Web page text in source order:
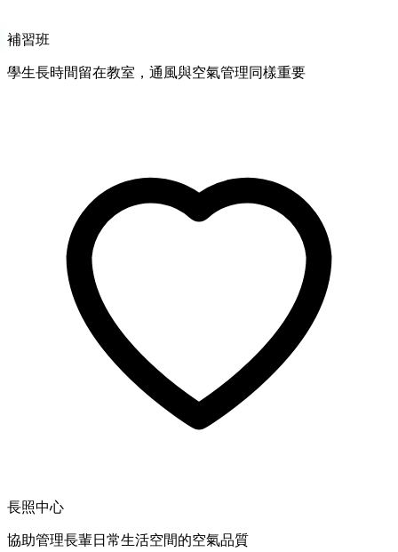
補習班
學生長時間留在教室，通風與空氣管理同樣重要
長照中心
協助管理長輩日常生活空間的空氣品質